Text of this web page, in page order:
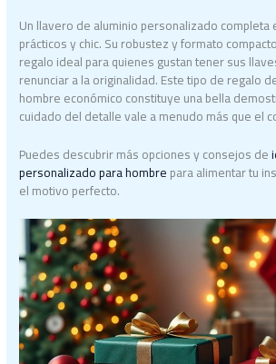
Un llavero de aluminio personalizado
prácticos y chic. Su robustez y formato
regalo ideal para quienes gustan tener sus
renunciar a la originalidad. Este tipo de regalo
hombre económico constituye una bella
cuidado del detalle vale a menudo más que el
Puedes descubrir más opciones y consejos de
personalizado para hombrepara alimentar tu
el motivo perfecto.